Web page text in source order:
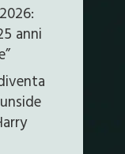
anni